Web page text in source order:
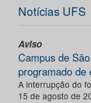
Notícias UFS
Aviso
Campus de
programado de
A interrupção do
15 de agosto de